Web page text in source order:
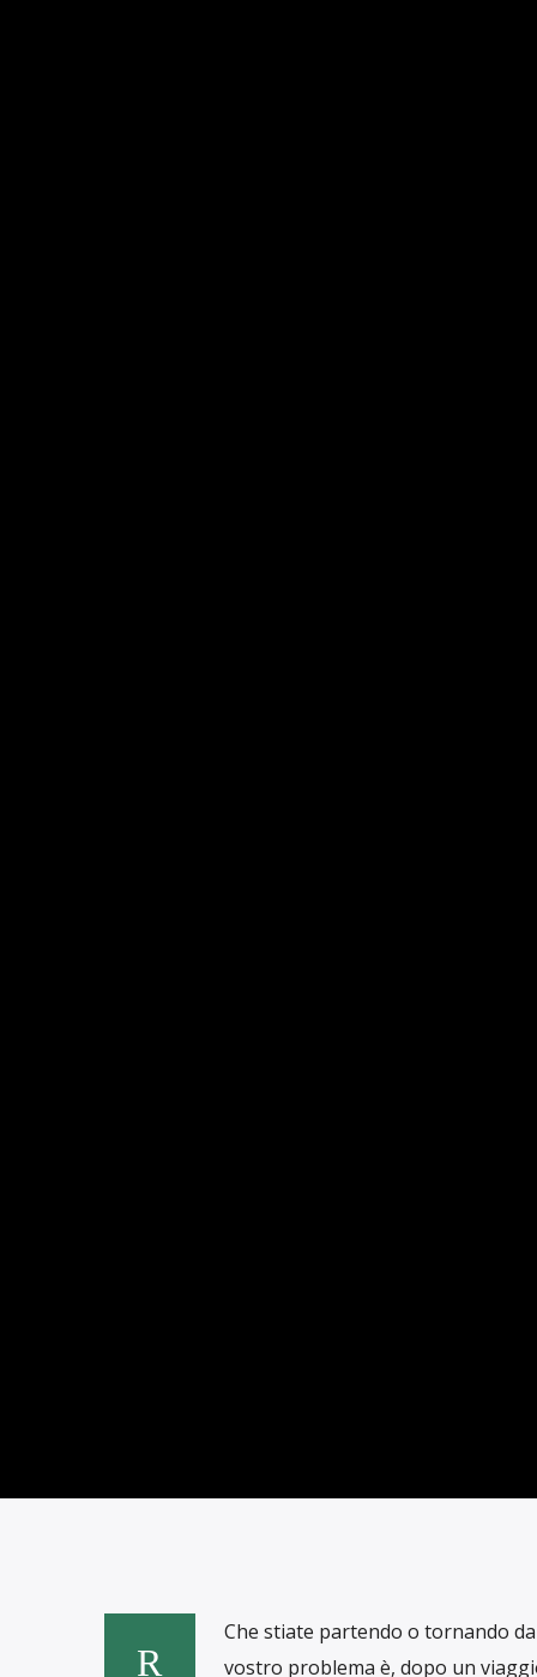
Che stiate partendo o tornando
vostro problema è, dopo un